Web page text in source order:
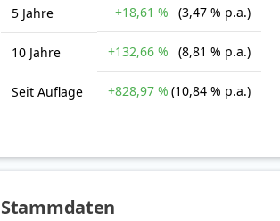
5 Jahre +18,61 % (3,47 % p.a.)
10 Jahre +132,66 % (8,81 % p.a.)
Seit Auflage +828,97 % (10,84 % p.a.)
Stammdaten